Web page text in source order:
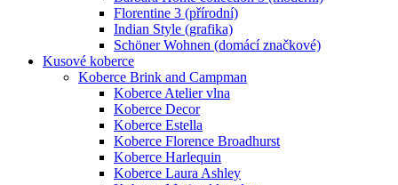
Florentine 3 (přírodní)
Indian Style (grafika)
Schöner Wohnen (domácí značkové)
Kusové koberce
Koberce Brink and Campman
Koberce Atelier vlna
Koberce Decor
Koberce Estella
Koberce Florence Broadhurst
Koberce Harlequin
Koberce Laura Ashley